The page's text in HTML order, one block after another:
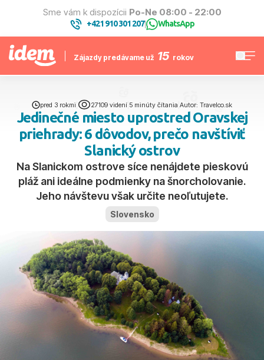
Sme vám k dispozícii Po-Ne 08:00 - 22:00
+421 910 301 207| WhatsApp
Zájazdy predávame už 15 rokov
pred 3 rokmi 27109 videní 5 minúty čítania Autor: Travelco.sk
Jedinečné miesto uprostred Oravskej
priehrady: 6 dôvodov, prečo navštíviť
Slanický ostrov
Na Slanickom ostrove síce nenájdete pieskovú
pláž ani ideálne podmienky na šnorcholovanie.
Jeho návštevu však určite neoľutujete.
Slovensko